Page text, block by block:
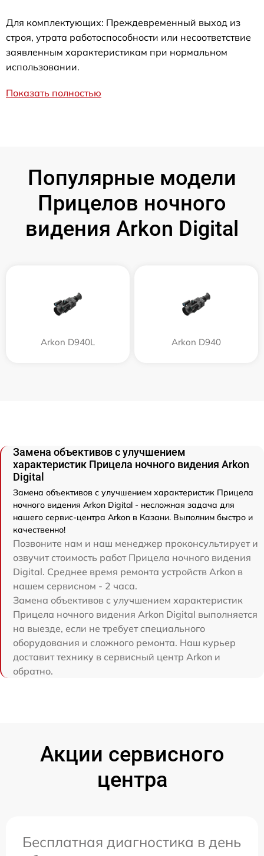
Для комплектующих: Преждевременный выход из
строя, утрата работоспособности или несоответствие
заявленным характеристикам при нормальном
использовании.
Показать полностью
Популярные модели
Прицелов ночного
видения Arkon Digital
Arkon D940L Arkon D940
Замена объективов с улучшением
характеристик Прицела ночного видения Arkon
Digital
Замена объективов с улучшением характеристик Прицела
ночного видения Arkon Digital - несложная задача для
нашего сервис-центра Arkon в Казани. Выполним быстро и
качественно!
Позвоните нам и наш менеджер проконсультирует и
озвучит стоимость работ Прицела ночного видения
Digital. Среднее время ремонта устройств Arkon в
нашем сервисном - 2 часа.
Замена объективов с улучшением характеристик
Прицела ночного видения Arkon Digital выполняется
на выезде, если не требует специального
оборудования и сложного ремонта. Наш курьер
доставит технику в сервисный центр Arkon и
обратно.
Акции сервисного
центра
Бесплатная диагностика в день